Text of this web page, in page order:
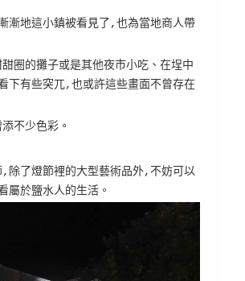
漸地這小鎮被看見了,也為當地商人帶
圈的攤子或是其他夜市小吃、在埕中
下有些突兀,也或許這些畫面不曾存在
不少色彩。
,除了燈節裡的大型藝術品外,不妨可以
屬於鹽水人的生活。